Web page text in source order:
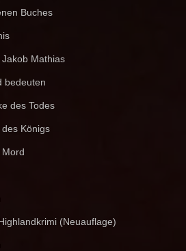
Buches
Mathias
bedeuten
des Todes
Königs
(Neuauflage)